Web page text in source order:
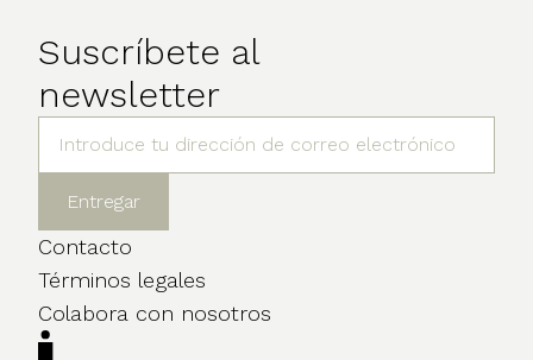
Suscríbete al
newsletter
Contacto
Términos legales
Colabora con nosotros